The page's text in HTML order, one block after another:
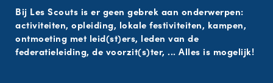
Bij Les Scouts is er geen gebrek aan onderwerpen:
activiteiten, opleiding, lokale festiviteiten, kampen,
ontmoeting met leid(st)ers, leden van de
federatieleiding, de voorzit(s)ter, ... Alles is mogelijk!